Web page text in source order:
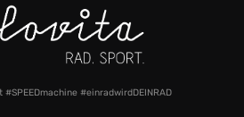
#SPEEDmachine #einradwirdDEINRAD